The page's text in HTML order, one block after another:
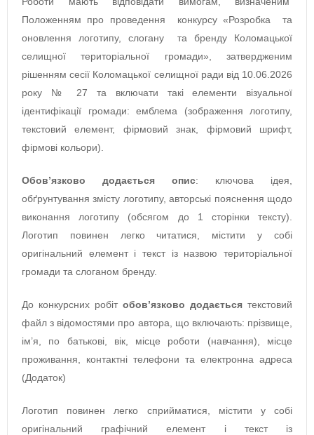
Положенням про проведення конкурсу «Розробка та
оновлення логотипу, слогану та бренду Коломацької
селищної територіальної громади», затвердженим
рішенням сесії Коломацької селищної ради від 10.06.2026
року № 27 та включати такі елементи візуальної
ідентифікації громади: емблема (зображення логотипу,
текстовий елемент, фірмовий знак, фірмовий шрифт,
фірмові кольори).
Обов’язково додається опис: ключова ідея,
обґрунтування змісту логотипу, авторські пояснення щодо
виконання логотипу (обсягом до 1 сторінки тексту).
Логотип повинен легко читатися, містити у собі
оригінальний елемент і текст із назвою територіальної
громади та слоганом бренду.
До конкурсних робіт обов’язково додається текстовий
файл з відомостями про автора, що включають: прізвище,
ім’я, по батькові, вік, місце роботи (навчання), місце
проживання, контактні телефони та електронна адреса
(Додаток)
Логотип повинен легко сприйматися, містити у собі
оригінальний графічний елемент і текст із